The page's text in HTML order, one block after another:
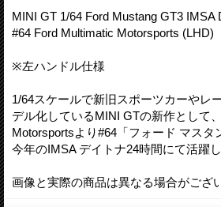
MINI GT 1/64 Ford Mustang GT3 IMSA
#64 Ford Multimatic Motorsports (LHD)
※左ハンドル仕様
1/64スケールで新旧スポーツカーやレ
デル化しているMINI GTの新作として
Motorsportsより#64「フォード マスタ
今年のIMSA デイトナ24時間にて活躍し
画像と実際の商品は異なる場合がござ